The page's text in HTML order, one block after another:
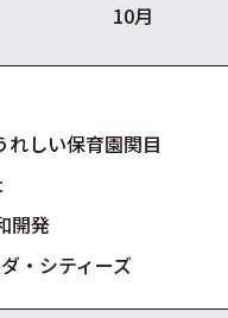
10月
れしい保育園関目
開発
・シティーズ